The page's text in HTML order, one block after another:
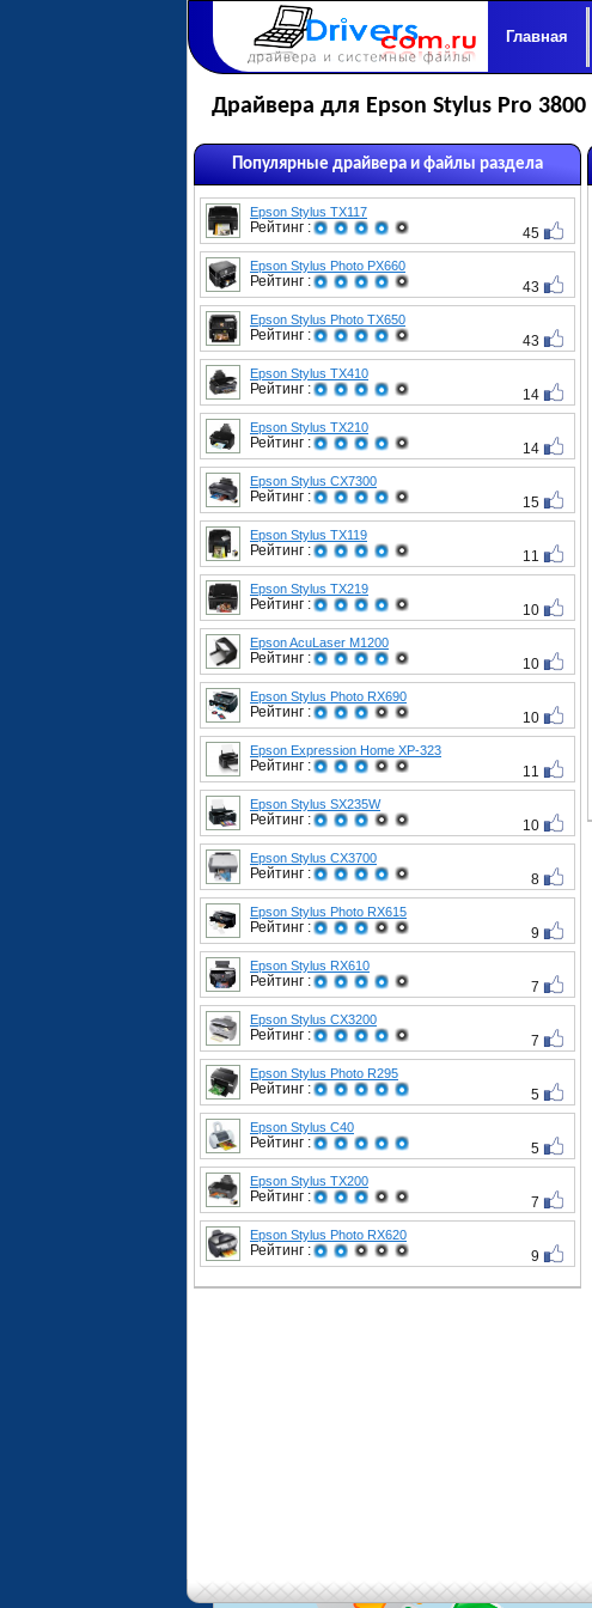
Главная
Драйвера для Epson Stylus Pro 3800
Популярные драйвера и файлы раздела
Epson Stylus TX117
Рейтинг : 45
Epson Stylus Photo PX660
Рейтинг : 43
Epson Stylus Photo TX650
Рейтинг : 43
Epson Stylus TX410
Рейтинг : 14
Epson Stylus TX210
Рейтинг : 14
Epson Stylus CX7300
Рейтинг : 15
Epson Stylus TX119
Рейтинг : 11
Epson Stylus TX219
Рейтинг : 10
Epson AcuLaser M1200
Рейтинг : 10
Epson Stylus Photo RX690
Рейтинг : 10
Epson Expression Home XP-323
Рейтинг : 11
Epson Stylus SX235W
Рейтинг : 10
Epson Stylus CX3700
Рейтинг : 8
Epson Stylus Photo RX615
Рейтинг : 9
Epson Stylus RX610
Рейтинг : 7
Epson Stylus CX3200
Рейтинг : 7
Epson Stylus Photo R295
Рейтинг : 5
Epson Stylus C40
Рейтинг : 5
Epson Stylus TX200
Рейтинг : 7
Epson Stylus Photo RX620
Рейтинг : 9